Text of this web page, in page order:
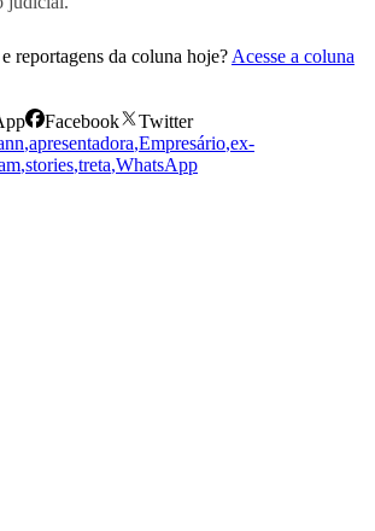
reportagens da coluna hoje?Acesse a coluna
Facebook
Twitter
,apresentadora,Empresário,ex-
,stories,treta,WhatsApp